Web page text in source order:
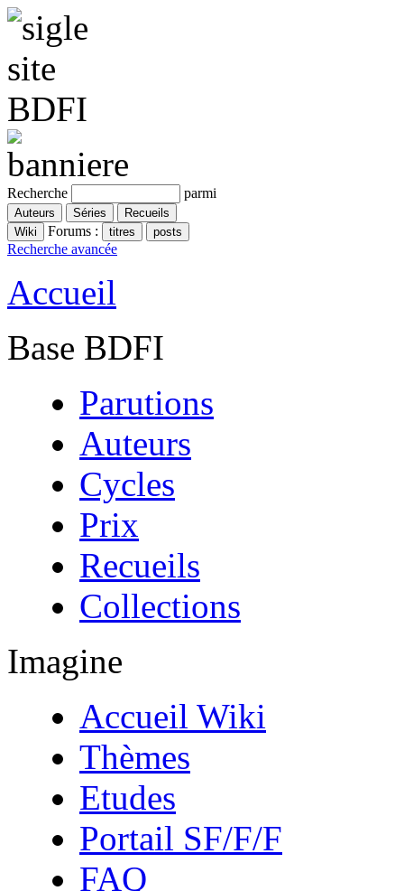
Recherche parmi
Forums :
Recherche avancée
Accueil
Base BDFI
Parutions
Auteurs
Cycles
Prix
Recueils
Collections
Imagine
Accueil Wiki
Thèmes
Etudes
Portail SF/F/F
FAQ